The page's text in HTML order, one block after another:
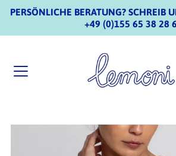
PERSÖNLICHE BERATUNG? SCHREIB
+49 (0)155 65 38 28